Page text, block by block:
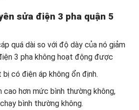
sửa điện 3 pha quận 5
quá dài so với độ dày của nó giảm
3 pha không hoạt động được
có điện áp không ổn định.
cao hơn mức bình thường không,
bình thường không.